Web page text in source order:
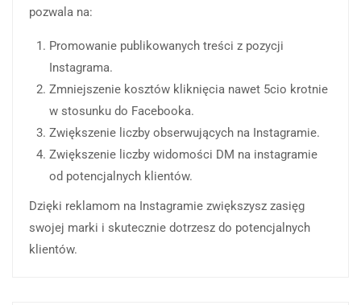
pozwala na:
Promowanie publikowanych treści z pozycji
Instagrama.
Zmniejszenie kosztów kliknięcia nawet 5cio krotnie
w stosunku do Facebooka.
Zwiększenie liczby obserwujących na Instagramie.
Zwiększenie liczby widomości DM na instagramie
od potencjalnych klientów.
Dzięki reklamom na Instagramie zwiększysz zasięg
swojej marki i skutecznie dotrzesz do potencjalnych
klientów.